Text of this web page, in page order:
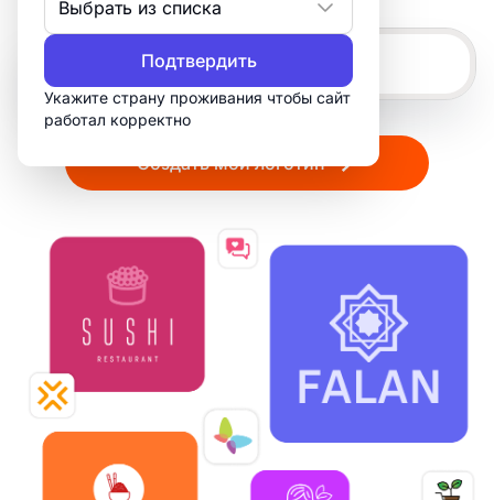
Выбрать из списка
Подтвердить
Укажите страну проживания чтобы сайт
работал корректно
Создать мой логотип